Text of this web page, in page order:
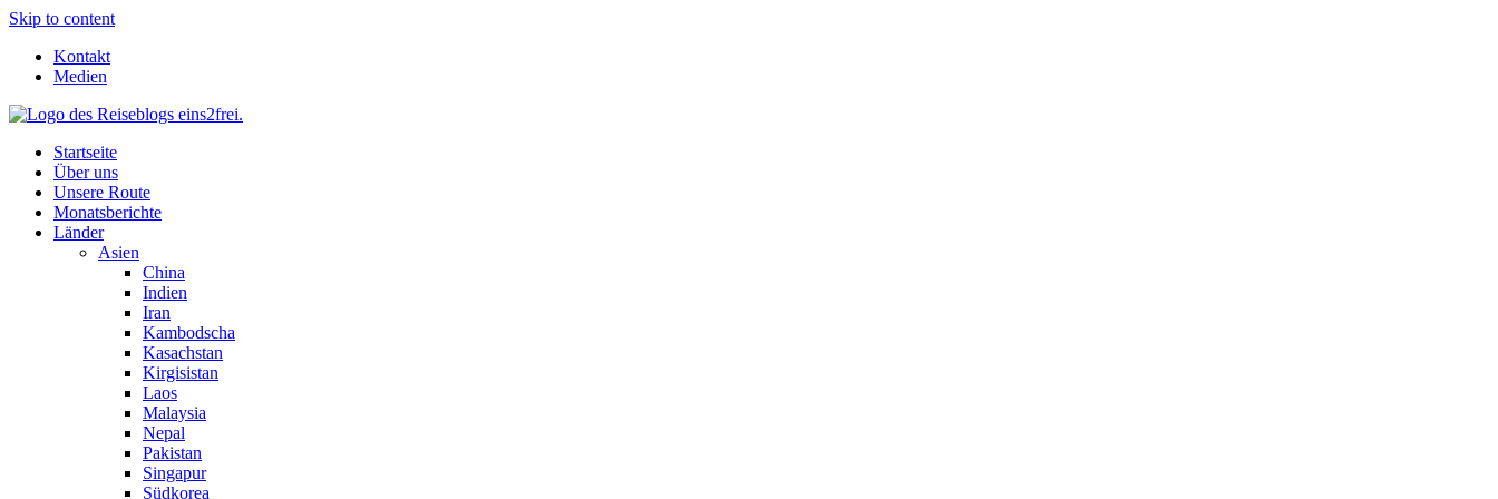
Skip to content
Kontakt
Medien
Startseite
Über uns
Unsere Route
Monatsberichte
Länder
Asien
China
Indien
Iran
Kambodscha
Kasachstan
Kirgisistan
Laos
Malaysia
Nepal
Pakistan
Singapur
Südkorea